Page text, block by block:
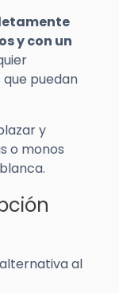
y con un
puedan
y
o monos
al